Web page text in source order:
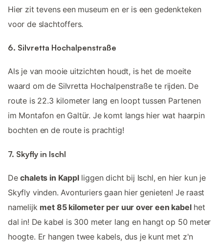
Hier zit tevens een museum en er is een gedenkteken
voor de slachtoffers.
6. Silvretta Hochalpenstraße
Als je van mooie uitzichten houdt, is het de moeite
waard om de Silvretta Hochalpenstraße te rijden. De
route is 22.3 kilometer lang en loopt tussen Partenen
im Montafon en Galtür. Je komt langs hier wat haarpin
bochten en de route is prachtig!
7. Skyfly in Ischl
Dechalets in Kapplliggen dicht bij Ischl, en hier kun je
Skyfly vinden. Avonturiers gaan hier genieten! Je raast
namelijk met 85 kilometer per uur over een kabelhet
dal in! De kabel is 300 meter lang en hangt op 50 meter
hoogte. Er hangen twee kabels, dus je kunt met z'n